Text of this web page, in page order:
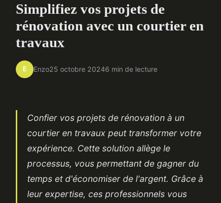
Simplifiez vos projets de
rénovation avec un courtier en
travaux
E Enzo25 octobre 20246 min de lecture
Confier vos projets de rénovation à un
courtier en travaux peut transformer votre
expérience. Cette solution allège le
processus, vous permettant de gagner du
temps et d'économiser de l'argent. Grâce à
leur expertise, ces professionnels vous